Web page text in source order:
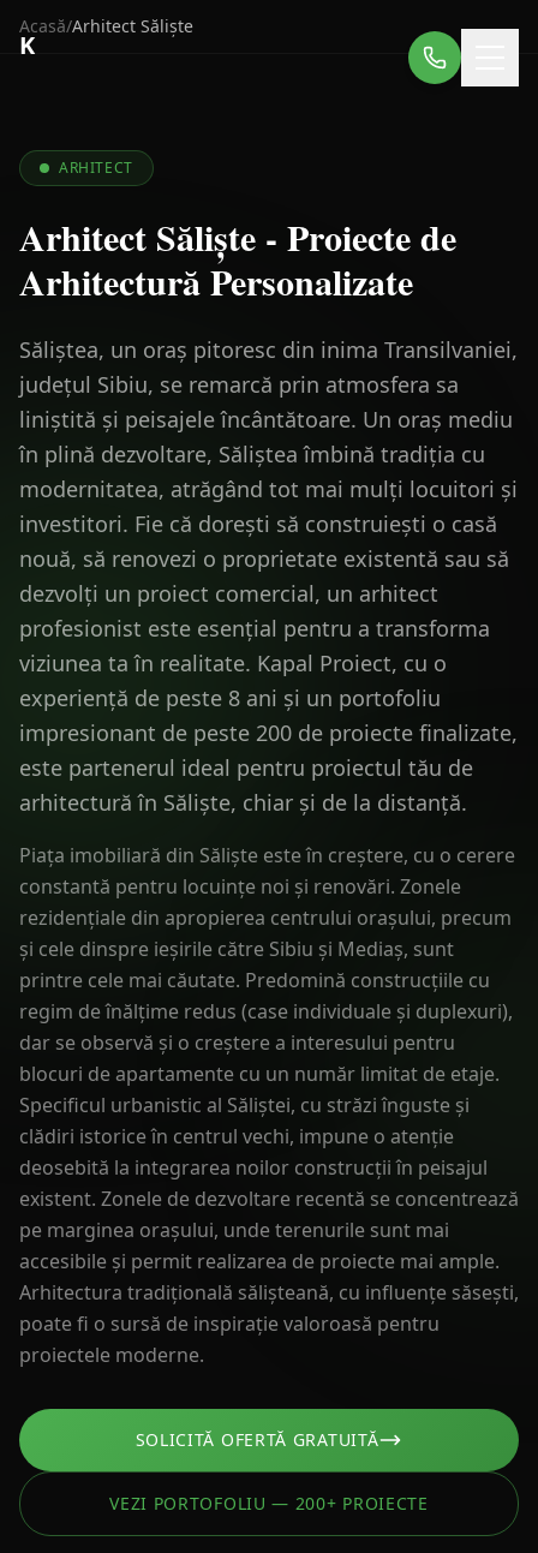
K
Acasă/Arhitect Săliște
ARHITECT
Arhitect Săliște - Proiecte de
Arhitectură Personalizate
Săliștea, un oraș pitoresc din inima Transilvaniei,
județul Sibiu, se remarcă prin atmosfera sa
liniștită și peisajele încântătoare. Un oraș mediu
în plină dezvoltare, Săliștea îmbină tradiția cu
modernitatea, atrăgând tot mai mulți locuitori și
investitori. Fie că dorești să construiești o casă
nouă, să renovezi o proprietate existentă sau să
dezvolți un proiect comercial, un arhitect
profesionist este esențial pentru a transforma
viziunea ta în realitate. Kapal Proiect, cu o
experiență de peste 8 ani și un portofoliu
impresionant de peste 200 de proiecte finalizate,
este partenerul ideal pentru proiectul tău de
arhitectură în Săliște, chiar și de la distanță.
Piața imobiliară din Săliște este în creștere, cu o cerere
constantă pentru locuințe noi și renovări. Zonele
rezidențiale din apropierea centrului orașului, precum
și cele dinspre ieșirile către Sibiu și Mediaș, sunt
printre cele mai căutate. Predomină construcțiile cu
regim de înălțime redus (case individuale și duplexuri),
dar se observă și o creștere a interesului pentru
blocuri de apartamente cu un număr limitat de etaje.
Specificul urbanistic al Săliștei, cu străzi înguste și
clădiri istorice în centrul vechi, impune o atenție
deosebită la integrarea noilor construcții în peisajul
existent. Zonele de dezvoltare recentă se concentrează
pe marginea orașului, unde terenurile sunt mai
accesibile și permit realizarea de proiecte mai ample.
Arhitectura tradițională sălișteană, cu influențe săsești,
poate fi o sursă de inspirație valoroasă pentru
proiectele moderne.
SOLICITĂ OFERTĂ GRATUITĂ
VEZI PORTOFOLIU — 200+ PROIECTE